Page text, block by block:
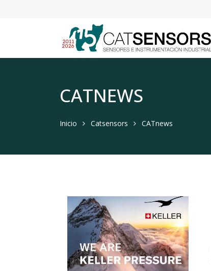
CATNEWS
Inicio Catsensors CATnews